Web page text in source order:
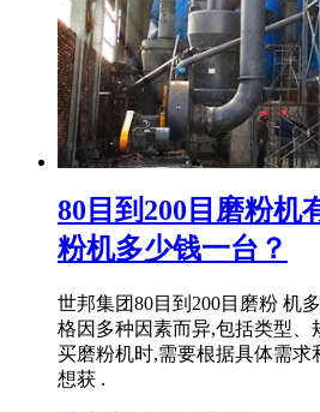
80目到200目磨粉机
粉机多少钱一台？
世邦集团80目到200目磨粉 机
格因多种因素而异,包括类型、
买磨粉机时,需要根据具体需求
想获 .